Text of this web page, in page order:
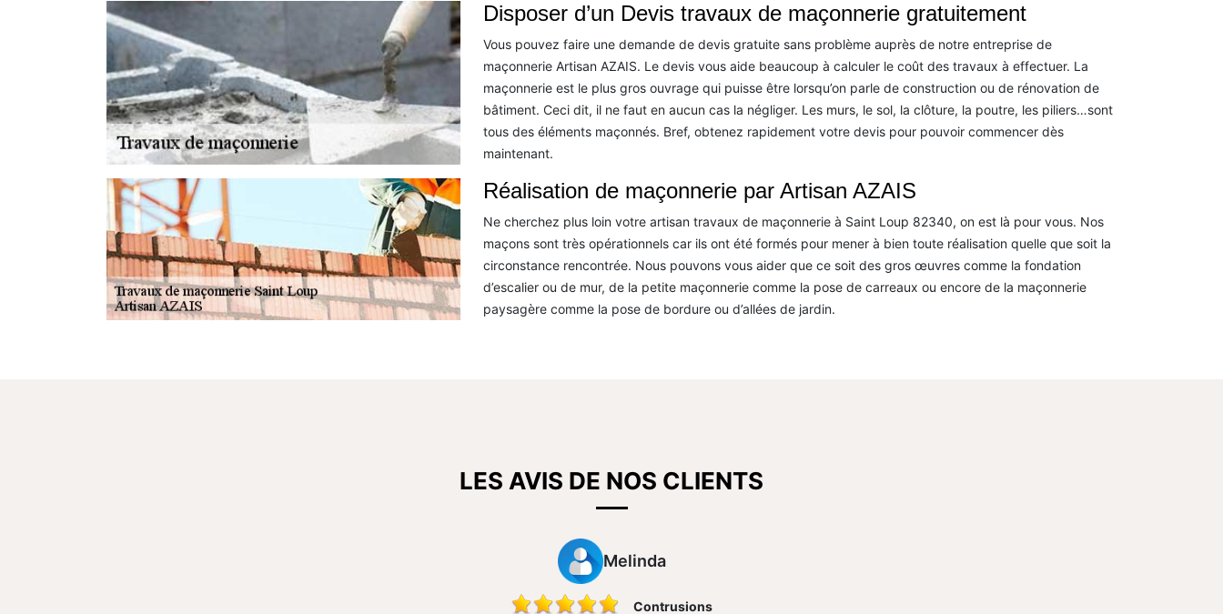
Disposer d’un Devis travaux de maçonnerie gratuitement
Vous pouvez faire une demande de devis gratuite sans problème auprès de notre entreprise de
maçonnerie Artisan AZAIS. Le devis vous aide beaucoup à calculer le coût des travaux à effectuer. La
maçonnerie est le plus gros ouvrage qui puisse être lorsqu’on parle de construction ou de rénovation de
bâtiment. Ceci dit, il ne faut en aucun cas la négliger. Les murs, le sol, la clôture, la poutre, les piliers…sont
tous des éléments maçonnés. Bref, obtenez rapidement votre devis pour pouvoir commencer dès
maintenant.
Réalisation de maçonnerie par Artisan AZAIS
Ne cherchez plus loin votre artisan travaux de maçonnerie à Saint Loup 82340, on est là pour vous. Nos
maçons sont très opérationnels car ils ont été formés pour mener à bien toute réalisation quelle que soit la
circonstance rencontrée. Nous pouvons vous aider que ce soit des gros œuvres comme la fondation
d’escalier ou de mur, de la petite maçonnerie comme la pose de carreaux ou encore de la maçonnerie
paysagère comme la pose de bordure ou d’allées de jardin.
LES AVIS DE NOS CLIENTS
Melinda
Contrusions